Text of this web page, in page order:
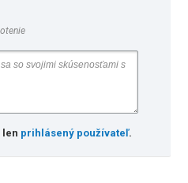
len prihlásený používateľ.